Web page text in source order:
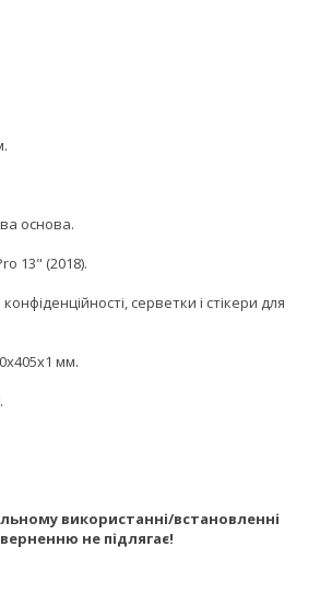
основа.
13" (2018).
серветки і стікери для
мм.
використанні/встановленні
не підлягає!